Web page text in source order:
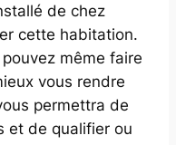
de chez
cette habitation.
même faire
vous rendre
permettra de
et de qualifier ou